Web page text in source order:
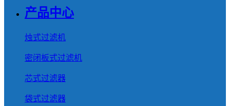
产品中心
烛式过滤机
密闭板式过滤机
芯式过滤器
袋式过滤器